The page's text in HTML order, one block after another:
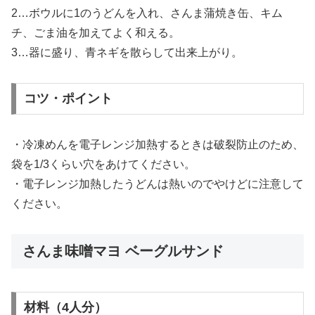
2…ボウルに1のうどんを入れ、さんま蒲焼き缶、キム
チ、ごま油を加えてよく和える。
3…器に盛り、青ネギを散らして出来上がり。
コツ・ポイント
・冷凍めんを電子レンジ加熱するときは破裂防止のため、
袋を1/3くらい穴をあけてください。
・電子レンジ加熱したうどんは熱いのでやけどに注意して
ください。
さんま味噌マヨ ベーグルサンド
材料（4人分）